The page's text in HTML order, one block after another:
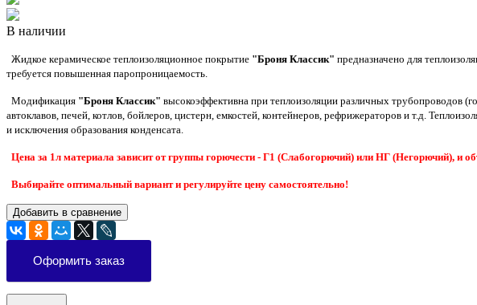
В наличии
Жидкое керамическое теплоизоляционное покрытие "Броня Классик" предназначено для
требуется повышенная паропроницаемость.
Модификация "Броня Классик" высокоэффективна при теплоизоляции различных трубопроводов
автоклавов, печей, котлов, бойлеров, цистерн, емкостей, контейнеров, рефрижераторов и т.д.
и исключения образования конденсата.
Цена за 1л материала зависит от группы горючести - Г1 (Слабогорючий) или НГ (Негорючий), и
Выбирайте оптимальный вариант и регулируйте цену самостоятельно!
Добавить в сравнение
Оформить заказ